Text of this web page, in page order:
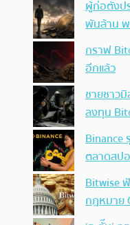
ผู้ก่อตั้งป
พันล้าน พ
กราฟ
อีกแล้ว
ชายชาว
ลงทุน
Binance
ตลาดสป
Bitwise
กฎหมาย